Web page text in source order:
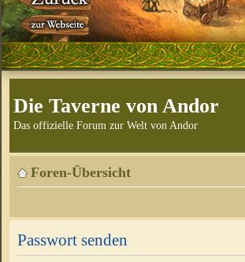
Die Taverne von Andor
Das offizielle Forum zur Welt von Andor
Foren-Übersicht
Passwort senden